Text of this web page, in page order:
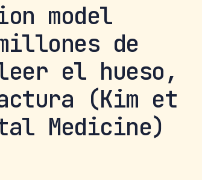
model
de
el hueso,
(Kim et
Medicine)